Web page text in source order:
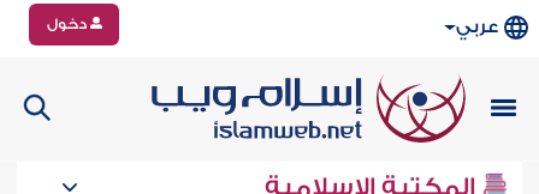
عربي دخول
المكتبة الإسلامية